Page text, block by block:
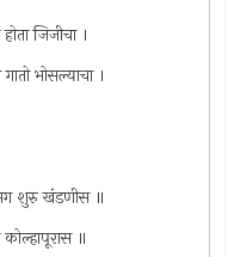
जिजीचा ।
भोसल्याचा ।
शुरु खंडणीस ॥
॥